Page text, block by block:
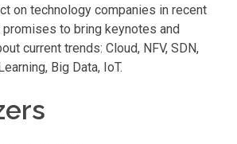
on technology companies in recent
promises to bring keynotes and
current trends: Cloud, NFV, SDN,
Big Data, IoT.